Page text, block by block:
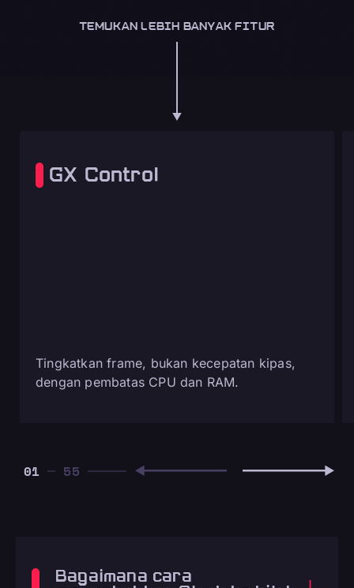
TEMUKAN LEBIH BANYAK FITUR
GX Control
Tingkatkan frame, bukan kecepatan kipas,
dengan pembatas CPU dan RAM.
01
Bagaimana cara